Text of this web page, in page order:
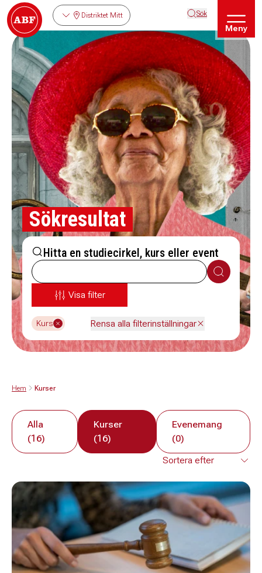
Distriktet Mitt Sök
Meny
Sökresultat
Hitta en studiecirkel, kurs eller event
Sök
Visa filter
Kurs Rensa alla filterinställningar
Hem Kurser
Alla
(16)
Kurser
(16)
Evenemang
(0)